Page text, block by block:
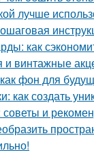
лучше
как
и винтажные
фон для
как создать
и